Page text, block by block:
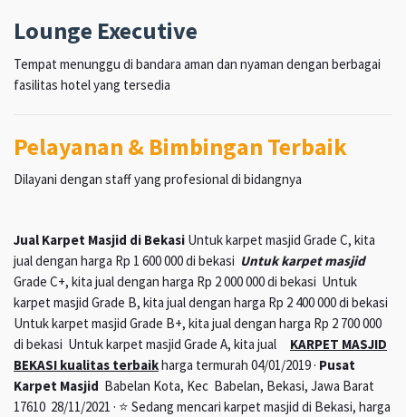
Lounge Executive
Tempat menunggu di bandara aman dan nyaman dengan berbagai
fasilitas hotel yang tersedia
Pelayanan & Bimbingan Terbaik
Dilayani dengan staff yang profesional di bidangnya
Jual Karpet Masjid di Bekasi Untuk karpet masjid Grade C, kita
jual dengan harga Rp 1 600 000 di bekasi Untuk karpet masjid
Grade C+, kita jual dengan harga Rp 2 000 000 di bekasi Untuk
karpet masjid Grade B, kita jual dengan harga Rp 2 400 000 di bekasi
Untuk karpet masjid Grade B+, kita jual dengan harga Rp 2 700 000
di bekasi Untuk karpet masjid Grade A, kita jual KARPET MASJID
BEKASI kualitas terbaikharga termurah 04/01/2019 · Pusat
Karpet Masjid Babelan Kota, Kec Babelan, Bekasi, Jawa Barat
17610 28/11/2021 · ⭐ Sedang mencari karpet masjid di Bekasi, harga